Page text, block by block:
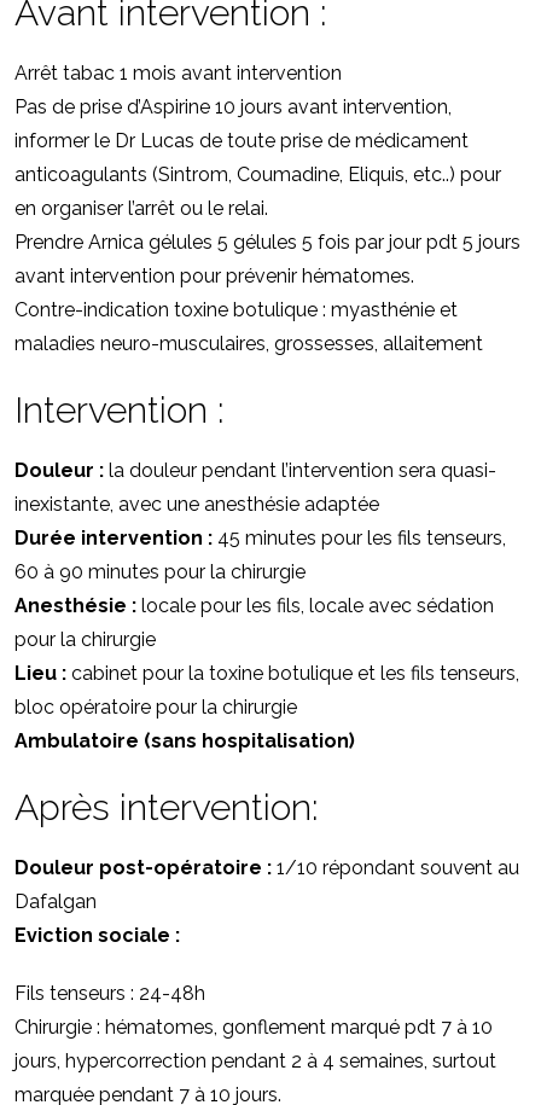
Avant intervention :
Arrêt tabac 1 mois avant intervention
Pas de prise d’Aspirine 10 jours avant intervention,
informer le Dr Lucas de toute prise de médicament
anticoagulants (Sintrom, Coumadine, Eliquis, etc..) pour
en organiser l’arrêt ou le relai.
Prendre Arnica gélules 5 gélules 5 fois par jour pdt 5 jours
avant intervention pour prévenir hématomes.
Contre-indication toxine botulique : myasthénie et
maladies neuro-musculaires, grossesses, allaitement
Intervention :
Douleur : la douleur pendant l’intervention sera quasi-
inexistante, avec une anesthésie adaptée
Durée intervention : 45 minutes pour les fils tenseurs,
60 à 90 minutes pour la chirurgie
Anesthésie : locale pour les fils, locale avec sédation
pour la chirurgie
Lieu : cabinet pour la toxine botulique et les fils tenseurs,
bloc opératoire pour la chirurgie
Ambulatoire (sans hospitalisation)
Après intervention:
Douleur post-opératoire : 1/10 répondant souvent au
Dafalgan
Eviction sociale :
Fils tenseurs : 24-48h
Chirurgie : hématomes, gonflement marqué pdt 7 à 10
jours, hypercorrection pendant 2 à 4 semaines, surtout
marquée pendant 7 à 10 jours.